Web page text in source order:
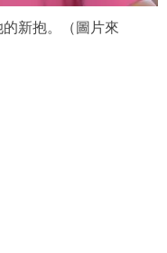
新抱。（圖片來